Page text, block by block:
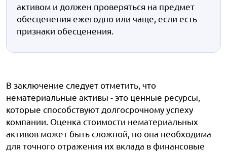
активом и должен проверяться на предмет
обесценения ежегодно или чаще, если есть
признаки обесценения.
В заключение следует отметить, что
нематериальные активы - это ценные ресурсы,
которые способствуют долгосрочному успеху
компании. Оценка стоимости нематериальных
активов может быть сложной, но она необходима
для точного отражения их вклада в финансовые